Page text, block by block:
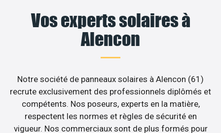
Vos experts solaires à
Alencon
Notre société de panneaux solaires à Alencon (61)
recrute exclusivement des professionnels diplômés et
compétents. Nos poseurs, experts en la matière,
respectent les normes et règles de sécurité en
vigueur. Nos commerciaux sont de plus formés pour